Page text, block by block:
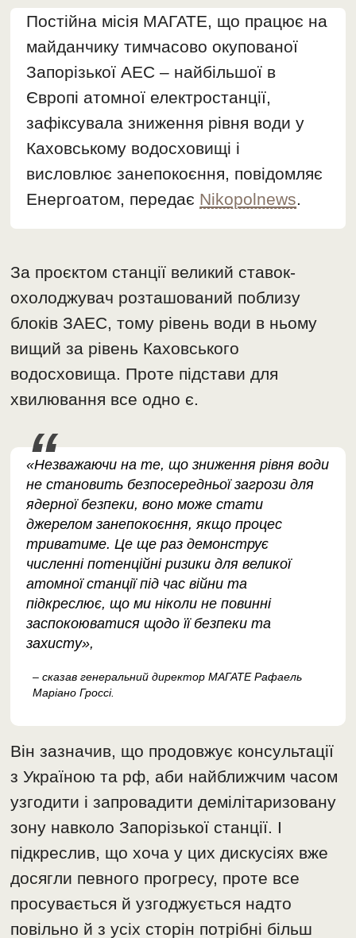
Постійна місія МАГАТЕ, що працює на
майданчику тимчасово окупованої
Запорізької АЕС – найбільшої в
Європі атомної електростанції,
зафіксувала зниження рівня води у
Каховському водосховищі і
висловлює занепокоєння, повідомляє
Енергоатом, передає Nikopolnews
За проєктом станції великий ставок-
охолоджувач розташований поблизу
блоків ЗАЕС, тому рівень води в ньому
вищий за рівень Каховського
водосховища. Проте підстави для
хвилювання все одно є.
«Незважаючи на те, що зниження рівня води
не становить безпосередньої загрози для
ядерної безпеки, воно може стати
джерелом занепокоєння, якщо процес
триватиме. Це ще раз демонструє
численні потенційні ризики для великої
атомної станції під час війни та
підкреслює, що ми ніколи не повинні
заспокоюватися щодо її безпеки та
захисту»,
– сказав генеральний директор МАГАТЕ Рафаель
Маріано Гроссі.
Він зазначив, що продовжує консультації
з Україною та рф, аби найближчим часом
узгодити і запровадити демілітаризовану
зону навколо Запорізької станції. І
підкреслив, що хоча у цих дискусіях вже
досягли певного прогресу, проте все
просувається й узгоджується надто
повільно й з усіх сторін потрібні більш